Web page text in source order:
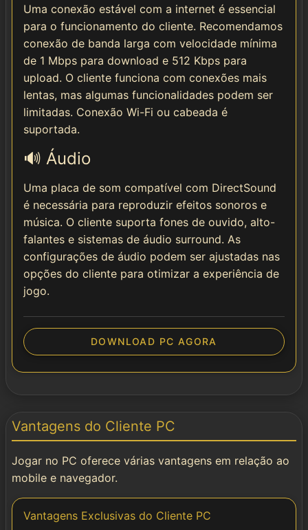
Uma conexão estável com a internet é essencial
para o funcionamento do cliente. Recomendamos
conexão de banda larga com velocidade mínima
de 1 Mbps para download e 512 Kbps para
upload. O cliente funciona com conexões mais
lentas, mas algumas funcionalidades podem ser
limitadas. Conexão Wi-Fi ou cabeada é
suportada.
🔊 Áudio
Uma placa de som compatível com DirectSound
é necessária para reproduzir efeitos sonoros e
música. O cliente suporta fones de ouvido, alto-
falantes e sistemas de áudio surround. As
configurações de áudio podem ser ajustadas nas
opções do cliente para otimizar a experiência de
jogo.
DOWNLOAD PC AGORA
Vantagens do Cliente PC
Jogar no PC oferece várias vantagens em relação ao
mobile e navegador.
Vantagens Exclusivas do Cliente PC